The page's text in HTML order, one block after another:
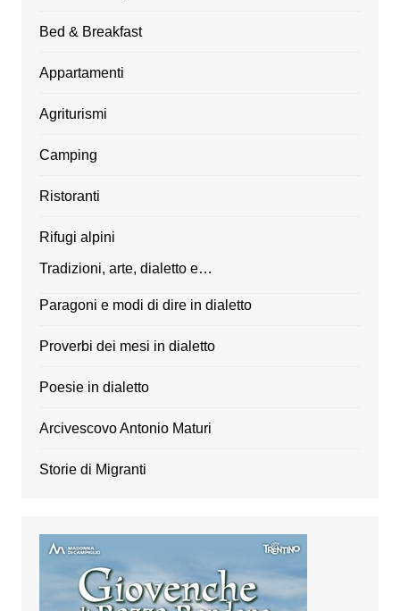
Bed & Breakfast
Appartamenti
Agriturismi
Camping
Ristoranti
Rifugi alpini
Tradizioni, arte, dialetto e…
Paragoni e modi di dire in dialetto
Proverbi dei mesi in dialetto
Poesie in dialetto
Arcivescovo Antonio Maturi
Storie di Migranti